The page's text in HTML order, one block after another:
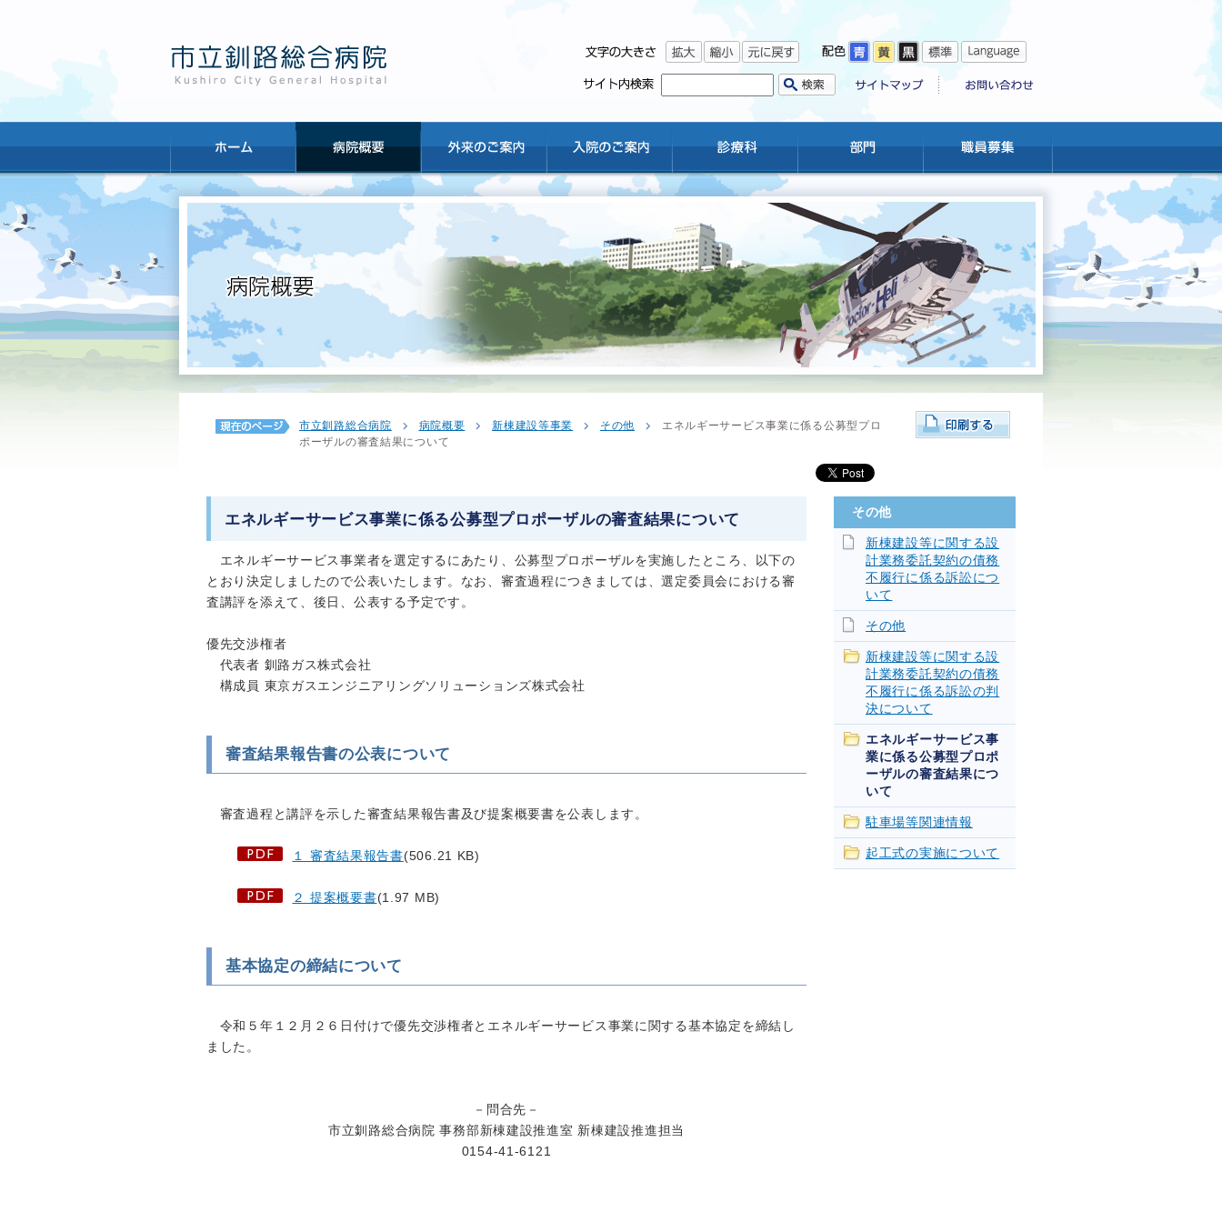
市立釧路総合病院 病院概要 新棟建設等事業 その他
エネルギーサービス事業に係る公募型プロ
ポーザルの審査結果について
エネルギーサービス事業に係る公募型プロポーザルの審査結果について
エネルギーサービス事業者を選定するにあたり、公募型プロポーザルを実施したところ、以下の
とおり決定しましたので公表いたします。なお、審査過程につきましては、選定委員会における審
査講評を添えて、後日、公表する予定です。
優先交渉権者
代表者 釧路ガス株式会社
構成員 東京ガスエンジニアリングソリューションズ株式会社
審査結果報告書の公表について
審査過程と講評を示した審査結果報告書及び提案概要書を公表します。
１ 審査結果報告書(506.21 KB)
２ 提案概要書(1.97 MB)
基本協定の締結について
令和５年１２月２６日付けで優先交渉権者とエネルギーサービス事業に関する基本協定を締結し
ました。
－問合先－
市立釧路総合病院 事務部新棟建設推進室 新棟建設推進担当
0154-41-6121
その他
新棟建設等に関する設
計業務委託契約の債務
不履行に係る訴訟につ
いて
その他
新棟建設等に関する設
計業務委託契約の債務
不履行に係る訴訟の判
決について
エネルギーサービス事
業に係る公募型プロポ
ーザルの審査結果につ
いて
駐車場等関連情報
起工式の実施について